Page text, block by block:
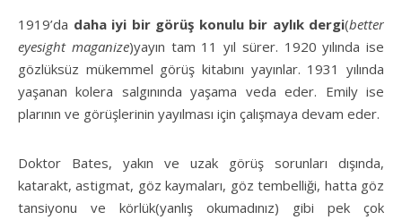
1919’da daha iyi bir görüş konulu bir aylık dergi(better
eyesight maganize)yayın tam 11 yıl sürer. 1920 yılında ise
gözlüksüz mükemmel görüş kitabını yayınlar. 1931 yılında
yaşanan kolera salgınında yaşama veda eder. Emily ise
plarının ve görüşlerinin yayılması için çalışmaya devam eder.
Doktor Bates, yakın ve uzak görüş sorunları dışında,
katarakt, astigmat, göz kaymaları, göz tembelliği, hatta göz
tansiyonu ve körlük(yanlış okumadınız) gibi pek çok